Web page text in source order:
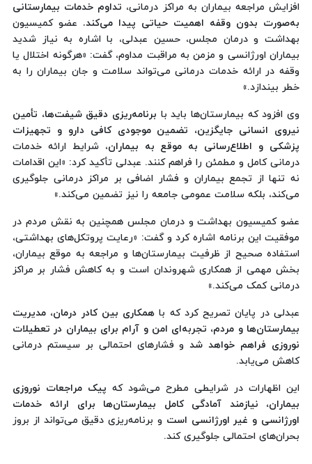
افزایش مراجعه بیماران به مراکز درمانی، تداوم خدمات بیمارستانی
به‌صورت بدون وقفه اهمیت حیاتی پیدا می‌کند. عضو کمیسیون
بهداشت و درمان مجلس، حسین عبدلی، با اشاره به نیاز شدید
بیماران اورژانسی و مزمن به مراقبت مداوم، گفت: «هرگونه اختلال یا
وقفه در ارائه خدمات درمانی می‌تواند سلامت و جان بیماران را به
خطر بیندازد.»
وی افزود که بیمارستان‌ها باید با برنامه‌ریزی دقیق شیفت‌ها، تأمین
نیروی انسانی جایگزین، تضمین موجودی کافی دارو و تجهیزات
پزشکی و اطلاع‌رسانی به موقع به بیماران، شرایط ارائه خدمات
درمانی کامل و مطمئن را فراهم کنند. عبدلی تأکید کرد: «این اقدامات
نه تنها از تجمع بیماران و فشار اضافی بر مراکز درمانی جلوگیری
می‌کند، بلکه سلامت عمومی جامعه را نیز تضمین می‌کند.»
عضو کمیسیون بهداشت و درمان مجلس همچنین به نقش مردم در
موفقیت این برنامه اشاره کرد و گفت: «رعایت پروتکل‌های بهداشتی،
استفاده صحیح از ظرفیت بیمارستان‌ها و مراجعه به موقع بیماران،
بخش مهمی از همکاری شهروندان است و به کاهش فشار بر مراکز
درمانی کمک می‌کند.»
عبدلی در پایان تصریح کرد که با همکاری بین کادر درمان، مدیریت
بیمارستان‌ها و مردم، تجربه‌ای امن و آرام برای بیماران در تعطیلات
نوروزی فراهم خواهد شدو فشارهای احتمالی بر سیستم درمانی
کاهش می‌یابد.
این اظهارات در شرایطی مطرح می‌شود که پیک مراجعات نوروزی
بیماران، نیازمند آمادگی کامل بیمارستان‌ها برای ارائه خدمات
اورژانسی و غیر اورژانسی است و برنامه‌ریزی دقیق می‌تواند از بروز
بحران‌های احتمالی جلوگیری کند.